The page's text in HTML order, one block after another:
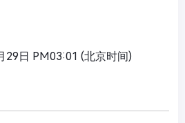
29日 PM03:01 (北京时间)